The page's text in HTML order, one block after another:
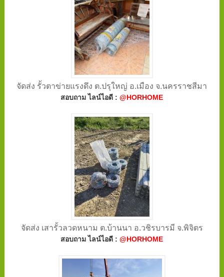
จัดส่ง รั้วตาข่ายแรงดึง ต.ปรุใหญ่ อ.เมือง จ.นครราชสีมา
สอบถาม ไลน์ไอดี :@HORHOME
จัดส่ง เสารั้วลวดหนาม ต.บ้านนา อ.วชิรบารมี จ.พิจิตร
สอบถาม ไลน์ไอดี :@HORHOME